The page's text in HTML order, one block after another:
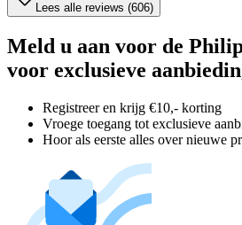
Lees alle reviews (606)
Meld u aan voor de
voor exclusieve
Registreer en krijg €10,- korting
Vroege toegang tot exclusieve
Hoor als eerste alles over nieuwe